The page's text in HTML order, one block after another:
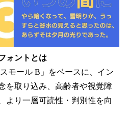
ォントとは
モール B」をベースに、イン
を取り込み、高齢者や視覚障
より一層可読性・判別性を向